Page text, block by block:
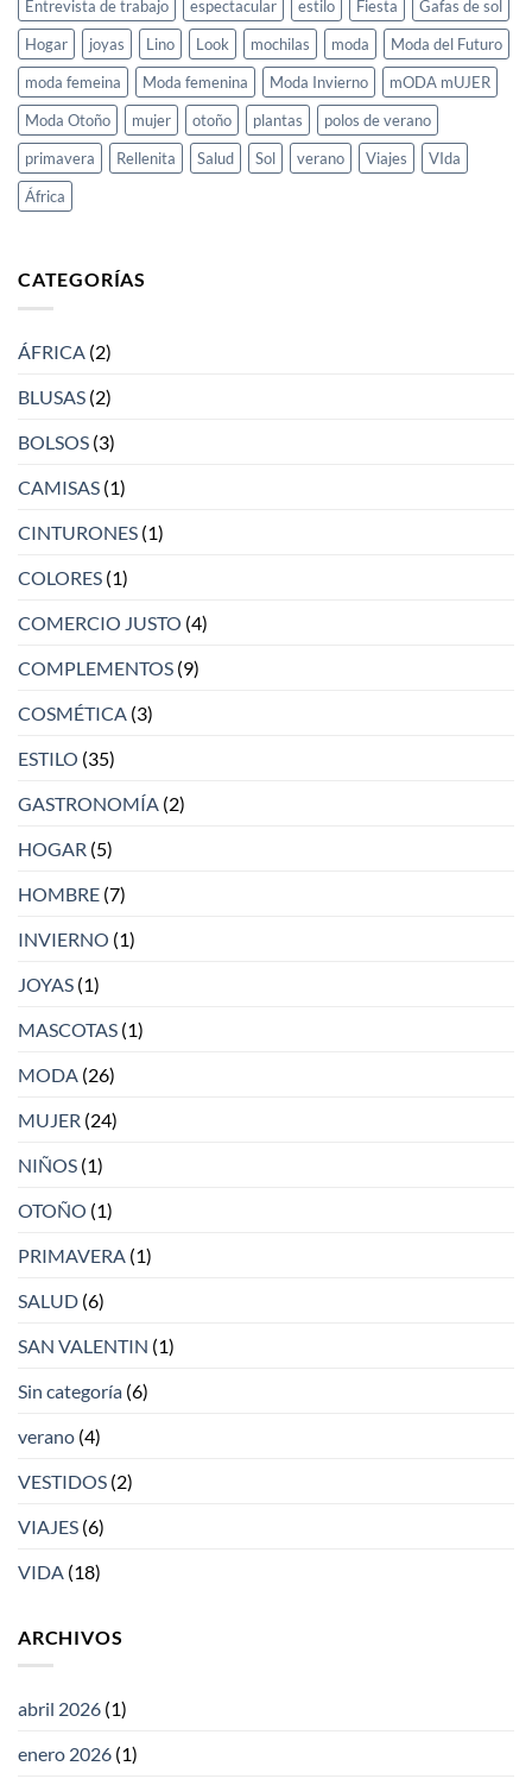
Entrevista de trabajo espectacular estilo Fiesta
Gafas de sol
Hogar
joyas Lino Look mochilas moda
Moda del Futuro
moda femeina
Moda femenina Moda Invierno
mODA mUJER
Moda Otoño
mujer otoño plantas
polos de verano
primavera
Rellenita Salud Sol verano Viajes
VIda
África
CATEGORÍAS
ÁFRICA (2)
BLUSAS (2)
BOLSOS (3)
CAMISAS (1)
CINTURONES (1)
COLORES (1)
COMERCIO JUSTO (4)
COMPLEMENTOS (9)
COSMÉTICA (3)
ESTILO (35)
GASTRONOMÍA (2)
HOGAR (5)
HOMBRE (7)
INVIERNO (1)
JOYAS (1)
MASCOTAS (1)
MODA (26)
MUJER (24)
NIÑOS (1)
OTOÑO (1)
PRIMAVERA (1)
SALUD (6)
SAN VALENTIN (1)
Sin categoría (6)
verano (4)
VESTIDOS (2)
VIAJES (6)
VIDA (18)
ARCHIVOS
abril 2026 (1)
enero 2026 (1)